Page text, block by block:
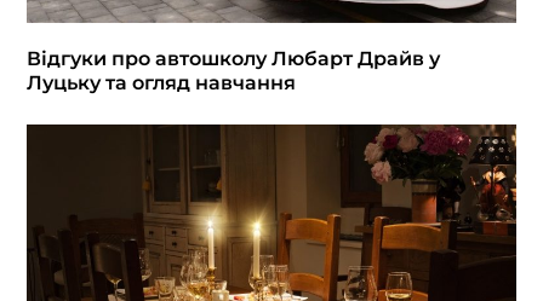
Відгуки про автошколу Любарт Драйв у
Луцьку та огляд навчання